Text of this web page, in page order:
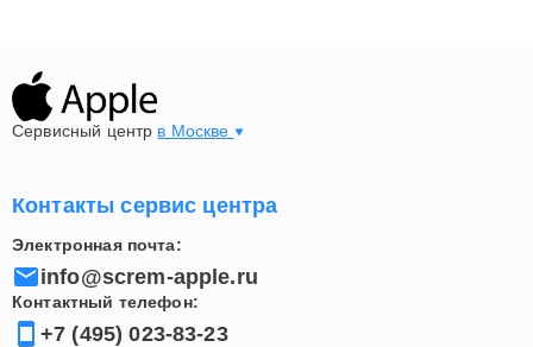
Сервисный центр в Москве
Контакты сервис центра
Электронная почта:
info@screm-apple.ru
Контактный телефон:
+7 (495) 023-83-23